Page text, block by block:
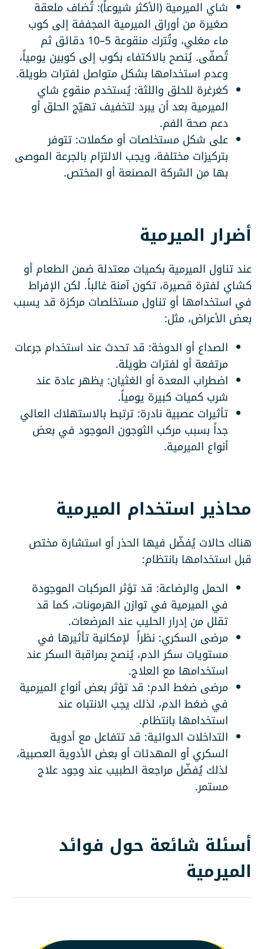
شاي الميرمية (الأكثر شيوعاً): تُضاف ملعقة
صغيرة من أوراق الميرمية المجففة إلى كوب
ماء مغلي، وتُترك منقوعة 5–10 دقائق ثم
تُصفّى. يُنصح بالاكتفاء بكوب إلى كوبين يومياً،
وعدم استخدامها بشكل متواصل لفترات طويلة.
كغرغرة للحلق واللثة: يُستخدم منقوع شاي
الميرمية بعد أن يبرد لتخفيف تهيّج الحلق أو
دعم صحة الفم.
على شكل مستخلصات أو مكملات: تتوفر
بتركيزات مختلفة، ويجب الالتزام بالجرعة الموصى
بها من الشركة المصنعة أو المختص.
أضرار الميرمية
عند تناول الميرمية بكميات معتدلة ضمن الطعام أو
كشاي لفترة قصيرة، تكون آمنة غالباً. لكن الإفراط
في استخدامها أو تناول مستخلصات مركزة قد يسبب
بعض الأعراض، مثل:
الصداع أو الدوخة: قد تحدث عند استخدام جرعات
مرتفعة أو لفترات طويلة.
اضطراب المعدة أو الغثيان: يظهر عادة عند
شرب كميات كبيرة يومياً.
تأثيرات عصبية نادرة: ترتبط بالاستهلاك العالي
جداً بسبب مركب الثوجون الموجود في بعض
أنواع الميرمية.
محاذير استخدام الميرمية
هناك حالات يُفضّل فيها الحذر أو استشارة مختص
قبل استخدامها بانتظام:
الحمل والرضاعة: قد تؤثر المركبات الموجودة
في الميرمية في توازن الهرمونات، كما قد
تقلل من إدرار الحليب عند المرضعات.
مرضى السكري: نظراً لإمكانية تأثيرها في
مستويات سكر الدم، يُنصح بمراقبة السكر عند
استخدامها مع العلاج.
مرضى ضغط الدم: قد تؤثر بعض أنواع الميرمية
في ضغط الدم، لذلك يجب الانتباه عند
استخدامها بانتظام.
التداخلات الدوائية: قد تتفاعل مع أدوية
السكري أو المهدئات أو بعض الأدوية العصبية،
لذلك يُفضّل مراجعة الطبيب عند وجود علاج
مستمر.
أسئلة شائعة حول فوائد
الميرمية